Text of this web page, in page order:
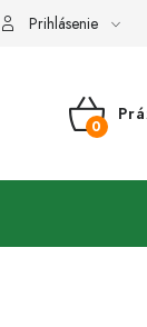
Prihlásenie